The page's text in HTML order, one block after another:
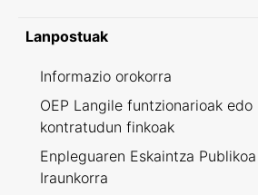
Lanpostuak
Informazio orokorra
OEP Langile funtzionarioak
kontratudun finkoak
Enpleguaren Eskaintza
Iraunkorra